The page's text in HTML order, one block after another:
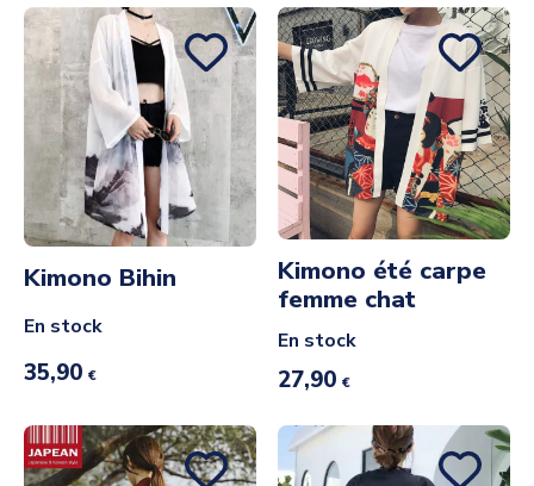
Kimono Bihin
En stock
35,90 €
Kimono été carpe
femme chat
En stock
27,90 €